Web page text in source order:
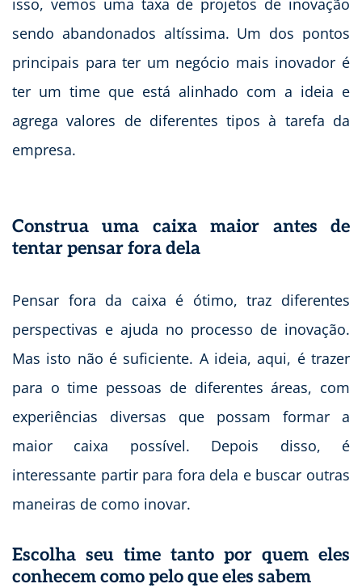
isso, vemos uma taxa de projetos de inovação
sendo abandonados altíssima. Um dos pontos
principais para ter um negócio mais inovador é
ter um time que está alinhado com a ideia e
agrega valores de diferentes tipos à tarefa da
empresa.
Construa uma caixa maior antes de
tentar pensar fora dela
Pensar fora da caixa é ótimo, traz diferentes
perspectivas e ajuda no processo de inovação.
Mas isto não é suficiente. A ideia, aqui, é trazer
para o time pessoas de diferentes áreas, com
experiências diversas que possam formar a
maior caixa possível. Depois disso, é
interessante partir para fora dela e buscar outras
maneiras de como inovar.
Escolha seu time tanto por quem eles
conhecem como pelo que eles sabem